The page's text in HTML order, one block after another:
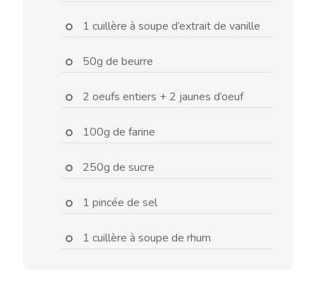
1 cuillère à soupe d’extrait de vanille
50g de beurre
2 oeufs entiers + 2 jaunes d’oeuf
100g de farine
250g de sucre
1 pincée de sel
1 cuillère à soupe de rhum